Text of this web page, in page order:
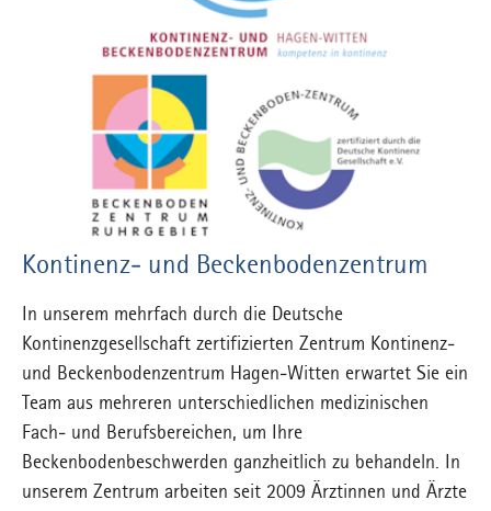
Kontinenz- und Beckenbodenzentrum
In unserem mehrfach durch die Deutsche
Kontinenzgesellschaft zertifizierten Zentrum Kontinenz-
und Beckenbodenzentrum Hagen-Witten erwartet Sie ein
Team aus mehreren unterschiedlichen medizinischen
Fach- und Berufsbereichen, um Ihre
Beckenbodenbeschwerden ganzheitlich zu behandeln. In
unserem Zentrum arbeiten seit 2009 Ärztinnen und Ärzte